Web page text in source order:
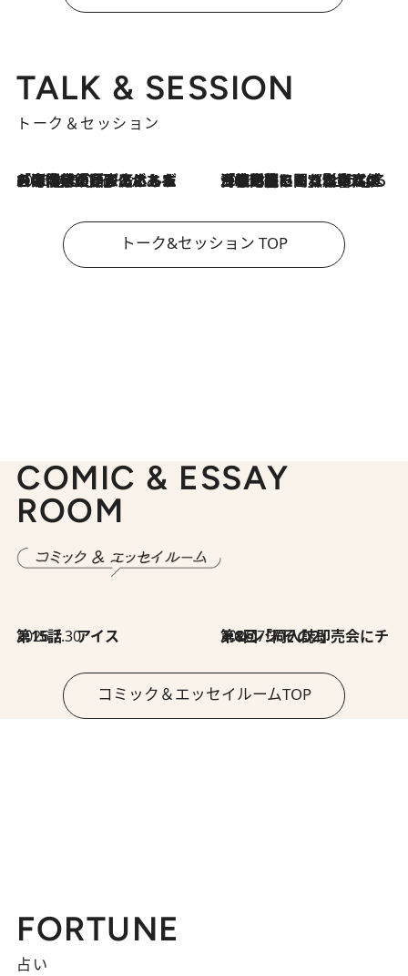
TALK & SESSION
トーク＆セッション
2026.8.3
「今後値上げがあるとすれば…」「リスクがあるのは今年の冬」エネルギー専門家が語る、ホルムズ海峡封鎖が家庭にもたらす“ある心配” 2026.8.3
「住宅建てられない…」「サーチャージ料の高値が続いている」ホルムズ海峡封鎖による影響はいつまで続く？《エネルギー専門家に聞く“どうなる日本の暮らし”》
トーク&セッション TOP
COMIC & ESSAY
ROOM
2026.7.30
第15話 アイス 2026.7.30
第8回「同人誌即売会にチャレンジ その2」
コミック＆エッセイルームTOP
FORTUNE
占い